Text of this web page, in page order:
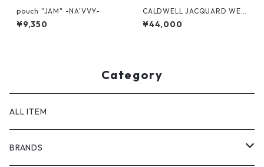
pouch "JAM" -NA'VVY-
¥9,350
CALDWELL JACQUARD WEA
VE S/S SHIRT by Polo Ralph
Lauren
¥44,000
Category
ALL ITEM
BRANDS